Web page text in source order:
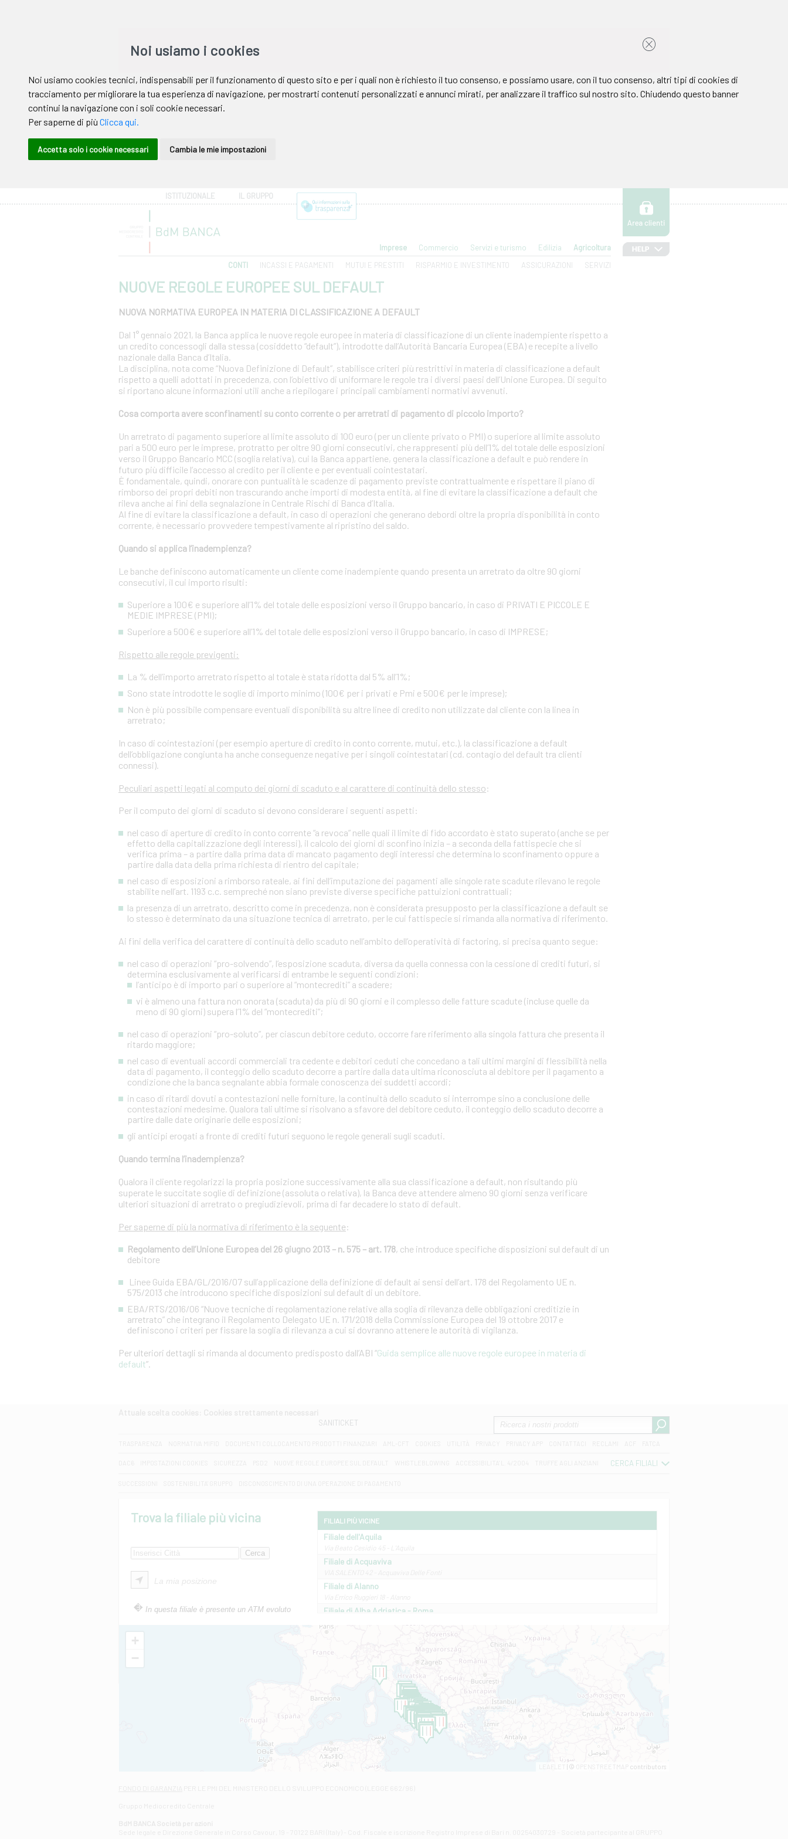
ISTITUZIONALE IL GRUPPO
Imprese Commercio Servizi e turismo Edilizia
Agricoltura
CONTI
INCASSI E PAGAMENTI MUTUI E PRESTITI RISPARMIO E INVESTIMENTO ASSICURAZIONI SERVIZI
NUOVE REGOLE EUROPEE SUL DEFAULT
NUOVA NORMATIVA EUROPEA IN MATERIA DI CLASSIFICAZIONE A DEFAULT
Dal 1° gennaio 2021, la Banca applica le nuove regole europee in materia di classificazione di un cliente inadempiente rispetto a
un credito concessogli dalla stessa (cosiddetto “default”), introdotte dall’Autorità Bancaria Europea (EBA) e recepite a livello
nazionale dalla Banca d’Italia.
La disciplina, nota come “Nuova Definizione di Default”, stabilisce criteri più restrittivi in materia di classificazione a default
rispetto a quelli adottati in precedenza, con l’obiettivo di uniformare le regole tra i diversi paesi dell’Unione Europea. Di seguito
si riportano alcune informazioni utili anche a riepilogare i principali cambiamenti normativi avvenuti.
Cosa comporta avere sconfinamenti su conto corrente o per arretrati di pagamento di piccolo importo?
Un arretrato di pagamento superiore al limite assoluto di 100 euro (per un cliente privato o PMI) o superiore al limite assoluto
pari a 500 euro per le imprese, protratto per oltre 90 giorni consecutivi, che rappresenti più dell’1% del totale delle esposizioni
verso il Gruppo Bancario MCC (soglia relativa), cui la Banca appartiene, genera la classificazione a default e può rendere in
futuro più difficile l’accesso al credito per il cliente e per eventuali cointestatari.
È fondamentale, quindi, onorare con puntualità le scadenze di pagamento previste contrattualmente e rispettare il piano di
rimborso dei propri debiti non trascurando anche importi di modesta entità, al fine di evitare la classificazione a default che
rileva anche ai fini della segnalazione in Centrale Rischi di Banca d’Italia.
Al fine di evitare la classificazione a default, in caso di operazioni che generano debordi oltre la propria disponibilità in conto
corrente, è necessario provvedere tempestivamente al ripristino del saldo.
Quando si applica l’inadempienza?
Le banche definiscono automaticamente un cliente come inadempiente quando presenta un arretrato da oltre 90 giorni
consecutivi, il cui importo risulti:
Superiore a 100€ e superiore all’1% del totale delle esposizioni verso il Gruppo bancario, in caso di PRIVATI E PICCOLE E
MEDIE IMPRESE (PMI);
Superiore a 500€ e superiore all’1% del totale delle esposizioni verso il Gruppo bancario, in caso di IMPRESE;
Rispetto alle regole previgenti:
La % dell’importo arretrato rispetto al totale è stata ridotta dal 5% all’1%;
Sono state introdotte le soglie di importo minimo (100€ per i privati e Pmi e 500€ per le imprese);
Non è più possibile compensare eventuali disponibilità su altre linee di credito non utilizzate dal cliente con la linea in
arretrato;
In caso di cointestazioni (per esempio aperture di credito in conto corrente, mutui, etc.), la classificazione a default
dell’obbligazione congiunta ha anche conseguenze negative per i singoli cointestatari (cd. contagio del default tra clienti
connessi).
Peculiari aspetti legati al computo dei giorni di scaduto e al carattere di continuità dello stesso:
Per il computo dei giorni di scaduto si devono considerare i seguenti aspetti:
nel caso di aperture di credito in conto corrente “a revoca” nelle quali il limite di fido accordato è stato superato (anche se per
effetto della capitalizzazione degli interessi), il calcolo dei giorni di sconfino inizia – a seconda della fattispecie che si
verifica prima – a partire dalla prima data di mancato pagamento degli interessi che determina lo sconfinamento oppure a
partire dalla data della prima richiesta di rientro del capitale;
nel caso di esposizioni a rimborso rateale, ai fini dell’imputazione dei pagamenti alle singole rate scadute rilevano le regole
stabilite nell’art. 1193 c.c. sempreché non siano previste diverse specifiche pattuizioni contrattuali;
la presenza di un arretrato, descritto come in precedenza, non è considerata presupposto per la classificazione a default se
lo stesso è determinato da una situazione tecnica di arretrato, per le cui fattispecie si rimanda alla normativa di riferimento.
Ai fini della verifica del carattere di continuità dello scaduto nell’ambito dell’operatività di factoring, si precisa quanto segue:
nel caso di operazioni “pro-solvendo”, l’esposizione scaduta, diversa da quella connessa con la cessione di crediti futuri, si
determina esclusivamente al verificarsi di entrambe le seguenti condizioni:
l’anticipo è di importo pari o superiore al “montecrediti” a scadere;
vi è almeno una fattura non onorata (scaduta) da più di 90 giorni e il complesso delle fatture scadute (incluse quelle da
meno di 90 giorni) supera l’1% del “montecrediti”;
nel caso di operazioni “pro-soluto”, per ciascun debitore ceduto, occorre fare riferimento alla singola fattura che presenta il
ritardo maggiore;
nel caso di eventuali accordi commerciali tra cedente e debitori ceduti che concedano a tali ultimi margini di flessibilità nella
data di pagamento, il conteggio dello scaduto decorre a partire dalla data ultima riconosciuta al debitore per il pagamento a
condizione che la banca segnalante abbia formale conoscenza dei suddetti accordi;
in caso di ritardi dovuti a contestazioni nelle forniture, la continuità dello scaduto si interrompe sino a conclusione delle
contestazioni medesime. Qualora tali ultime si risolvano a sfavore del debitore ceduto, il conteggio dello scaduto decorre a
partire dalle date originarie delle esposizioni;
gli anticipi erogati a fronte di crediti futuri seguono le regole generali sugli scaduti.
Quando termina l’inadempienza?
Qualora il cliente regolarizzi la propria posizione successivamente alla sua classificazione a default, non risultando più
superate le succitate soglie di definizione (assoluta o relativa), la Banca deve attendere almeno 90 giorni senza verificare
ulteriori situazioni di arretrato o pregiudizievoli, prima di far decadere lo stato di default.
Per saperne di più la normativa di riferimento è la seguente:
Regolamento dell’Unione Europea del 26 giugno 2013 – n. 575 – art. 178, che introduce specifiche disposizioni sul default di un
debitore
Linee Guida EBA/GL/2016/07 sull’applicazione della definizione di default ai sensi dell’art. 178 del Regolamento UE n.
575/2013 che introducono specifiche disposizioni sul default di un debitore.
EBA/RTS/2016/06 “Nuove tecniche di regolamentazione relative alla soglia di rilevanza delle obbligazioni creditizie in
arretrato” che integrano il Regolamento Delegato UE n. 171/2018 della Commissione Europea del 19 ottobre 2017 e
definiscono i criteri per fissare la soglia di rilevanza a cui si dovranno attenere le autorità di vigilanza.
Per ulteriori dettagli si rimanda al documento predisposto dall’ABI “Guida semplice alle nuove regole europee in materia di
default”.
SANITICKET
CERCA FILIALI
Trova la filiale più vicina
La mia posizione
In questa filiale è presente un ATM evoluto
+
−
| © contributors
FILIALI PIÙ VICINE
Filiale dell'Aquila
Filiale di Acquaviva
Filiale di Alanno
Filiale di Alba Adriatica - Roma
Filiale di Altamura
VIA VITTORIO VENETO 79/81 A - Altamura
Filiale di Andretta
C.SO VITTORIO VENETO 8 - Andretta
Filiale di Andria 1 - Crispi
VIALE CRISPI 50/A - Andria
Viale San Francesco 6/b - Arsita
Filiale di Ascoli Piceno
Via Napoli - Ascoli Piceno